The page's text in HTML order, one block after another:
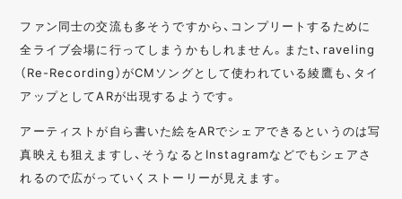
ファン同士の交流も多そうですから、コンプリートするために
全ライブ会場に行ってしまうかもしれません。またt、raveling
（Re-Recording）がCMソングとして使われている綾鷹も、タイ
アップとしてARが出現するようです。
アーティストが自ら書いた絵をARでシェアできるというのは写
真映えも狙えますし、そうなるとInstagramなどでもシェアさ
れるので広がっていくストーリーが見えます。